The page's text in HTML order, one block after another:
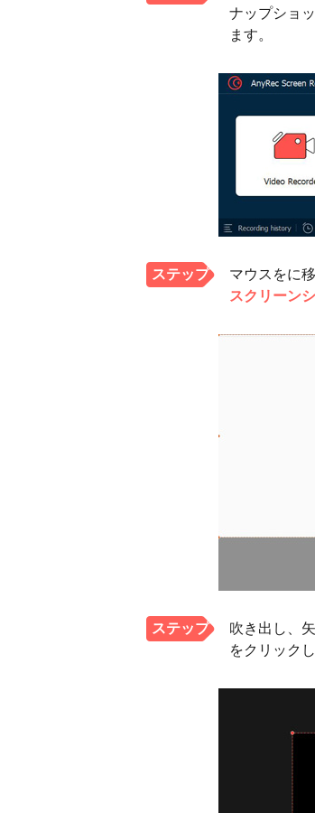
ナップショ
ます。
ステップ
マウスをに
スクリーン
ステップ
吹き出し、
をクリック